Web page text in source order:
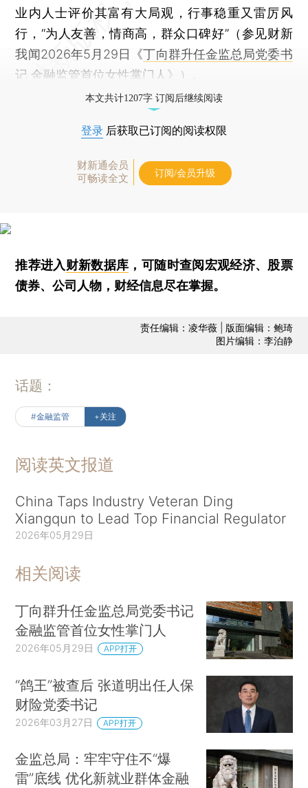
业内人士评价其富有大局观，行事稳重又雷厉风
行，“为人友善，情商高，群众口碑好”（参见财新
我闻2026年5月29日《丁向群升任金监总局党委书
记 金融监管首位女性掌门人 》）。
本文共计1207字 订阅后继续阅读
登录 后获取已订阅的阅读权限
财新通会员
可畅读全文
订阅/会员升级
推荐进入财新数据库 ，可随时查阅宏观经济、股票
债券、公司人物，财经信息尽在掌握。
责任编辑：凌华薇 | 版面编辑：鲍琦
图片编辑：李泊静
话题：
#金融监管 +关注
阅读英文报道
China Taps Industry Veteran Ding
Xiangqun to Lead Top Financial Regulator
2026年05月29日
相关阅读
丁向群升任金监总局党委书记
金融监管首位女性掌门人
2026年05月29日 APP打开
“鸽王”被查后 张道明出任人保
财险党委书记
2026年03月27日 APP打开
金监总局：牢牢守住不“爆
雷”底线 优化新就业群体金融